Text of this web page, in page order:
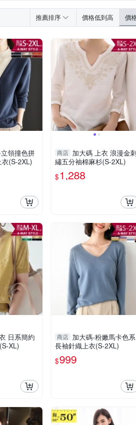
推薦排序 價格低到高 價
領撞色拼
(S-2XL)
商店 加大碼 上衣 浪漫金
繡五分袖棉麻杉(S-2XL)
$1,288
日系簡約
XL)
商店 加大碼-粉嫩馬卡色系
長袖針織上衣(S-2XL)
$999